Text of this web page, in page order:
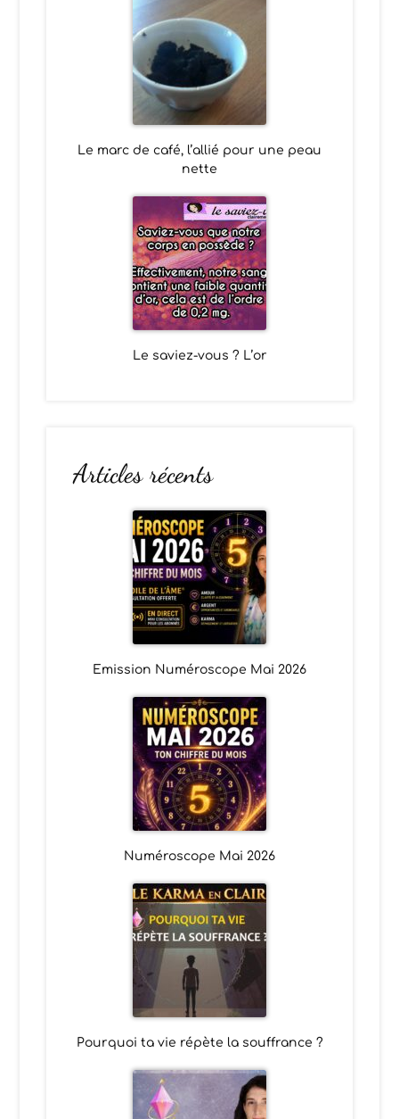
Le marc de café, l’allié pour une peau
nette
Le saviez-vous ? L’or
Articles récents
Emission Numéroscope Mai 2026
Numéroscope Mai 2026
Pourquoi ta vie répète la souffrance ?